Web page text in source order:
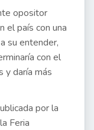
opositor
el país con una
su entender,
con el
y daría más
por la
Feria